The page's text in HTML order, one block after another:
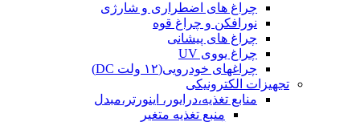
چراغ های اضطراری و شارژی
نورافکن و چراغ قوه
چراغ های پیشانی
چراغ یووی UV
چراغهای خودرویی(۱۲ ولت DC)
تجهیزات الکترونیکی
منابع تغذیه،درایور، اینورتر،مبدل
منبع تغذیه متغیر